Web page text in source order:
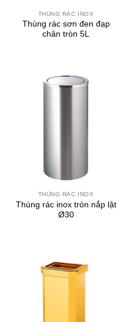
THÙNG RÁC INOX
Thùng rác sơn đen đạp
chân tròn 5L
THÙNG RÁC INOX
Thùng rác inox tròn nắp lật
Ø30